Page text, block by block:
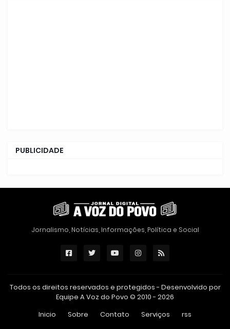
PUBLICIDADE
Jornalismo, Notícias, Informações, Política e Social
Todos os direitos reservados e protegidos - Desenvolvido por
Equipe A Voz do Povo © 2010 - 2026
Inicio
Sobre Contato Serviços rss